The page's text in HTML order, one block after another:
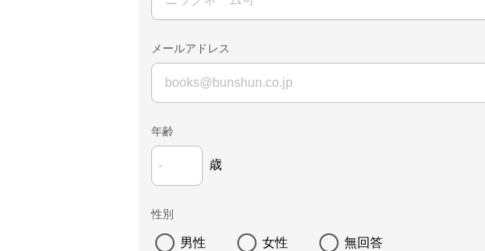
メールアドレス
年齢
歳
性別
男性 女性 無回答